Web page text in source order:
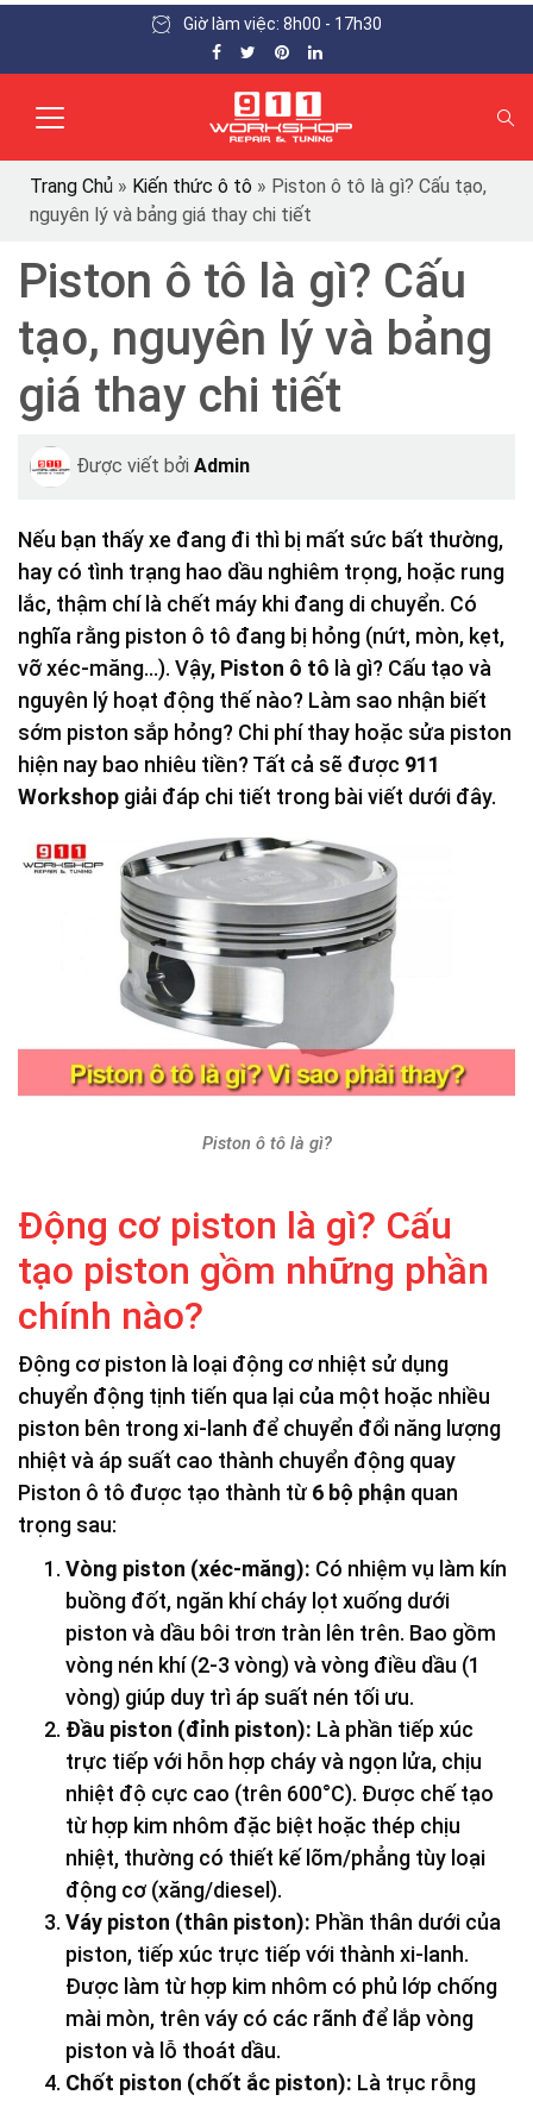
Giờ làm việc: 8h00 - 17h30
Trang Chủ » Kiến thức ô tô » Piston ô tô là gì? Cấu tạo,
nguyên lý và bảng giá thay chi tiết
Piston ô tô là gì? Cấu
tạo, nguyên lý và bảng
giá thay chi tiết
Được viết bởi Admin
Nếu bạn thấy xe đang đi thì bị mất sức bất thường,
hay có tình trạng hao dầu nghiêm trọng, hoặc rung
lắc, thậm chí là chết máy khi đang di chuyển. Có
nghĩa rằng piston ô tô đang bị hỏng (nứt, mòn, kẹt,
vỡ xéc-măng…). Vậy, Piston ô tô là gì? Cấu tạo và
nguyên lý hoạt động thế nào? Làm sao nhận biết
sớm piston sắp hỏng? Chi phí thay hoặc sửa piston
hiện nay bao nhiêu tiền? Tất cả sẽ được 911
Workshop giải đáp chi tiết trong bài viết dưới đây.
Piston ô tô là gì?
Động cơ piston là gì? Cấu
tạo piston gồm những phần
chính nào?
Động cơ piston là loại động cơ nhiệt sử dụng
chuyển động tịnh tiến qua lại của một hoặc nhiều
piston bên trong xi-lanh để chuyển đổi năng lượng
nhiệt và áp suất cao thành chuyển động quay
Piston ô tô được tạo thành từ 6 bộ phận quan
trọng sau:
Vòng piston (xéc-măng): Có nhiệm vụ làm kín
buồng đốt, ngăn khí cháy lọt xuống dưới
piston và dầu bôi trơn tràn lên trên. Bao gồm
vòng nén khí (2-3 vòng) và vòng điều dầu (1
vòng) giúp duy trì áp suất nén tối ưu.
Đầu piston (đỉnh piston): Là phần tiếp xúc
trực tiếp với hỗn hợp cháy và ngọn lửa, chịu
nhiệt độ cực cao (trên 600°C). Được chế tạo
từ hợp kim nhôm đặc biệt hoặc thép chịu
nhiệt, thường có thiết kế lõm/phẳng tùy loại
động cơ (xăng/diesel).
Váy piston (thân piston): Phần thân dưới của
piston, tiếp xúc trực tiếp với thành xi-lanh.
Được làm từ hợp kim nhôm có phủ lớp chống
mài mòn, trên váy có các rãnh để lắp vòng
piston và lỗ thoát dầu.
Chốt piston (chốt ắc piston): Là trục rỗng